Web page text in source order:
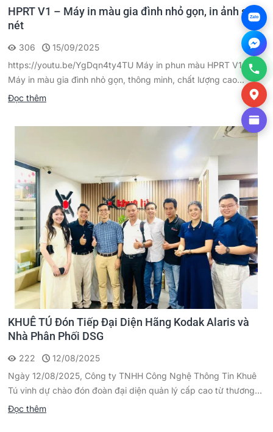
HPRT V1 – Máy in màu gia đình nhỏ gọn, in ảnh sắc
nét
306
15/09/2025
https://youtu.be/YgDqn4ty4TU Máy in phun màu HPRT V1 –
Máy in màu gia đình nhỏ gọn, thông minh, chất lượng cao...
Đọc thêm
KHUÊ TÚ Đón Tiếp Đại Diện Hãng Kodak Alaris và
Nhà Phân Phối DSG
222
12/08/2025
Ngày 12/08/2025, Công ty TNHH Công Nghệ Thông Tin Khuê
Tú vinh dự chào đón đoàn đại diện quản lý cấp cao từ thương...
Đọc thêm
Zalo